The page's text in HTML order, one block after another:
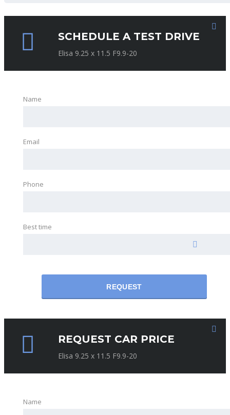
SCHEDULE A TEST DRIVE
Elisa 9.25 x 11.5 F9.9-20
Name
Email
Phone
Best time
REQUEST
REQUEST CAR PRICE
Elisa 9.25 x 11.5 F9.9-20
Name